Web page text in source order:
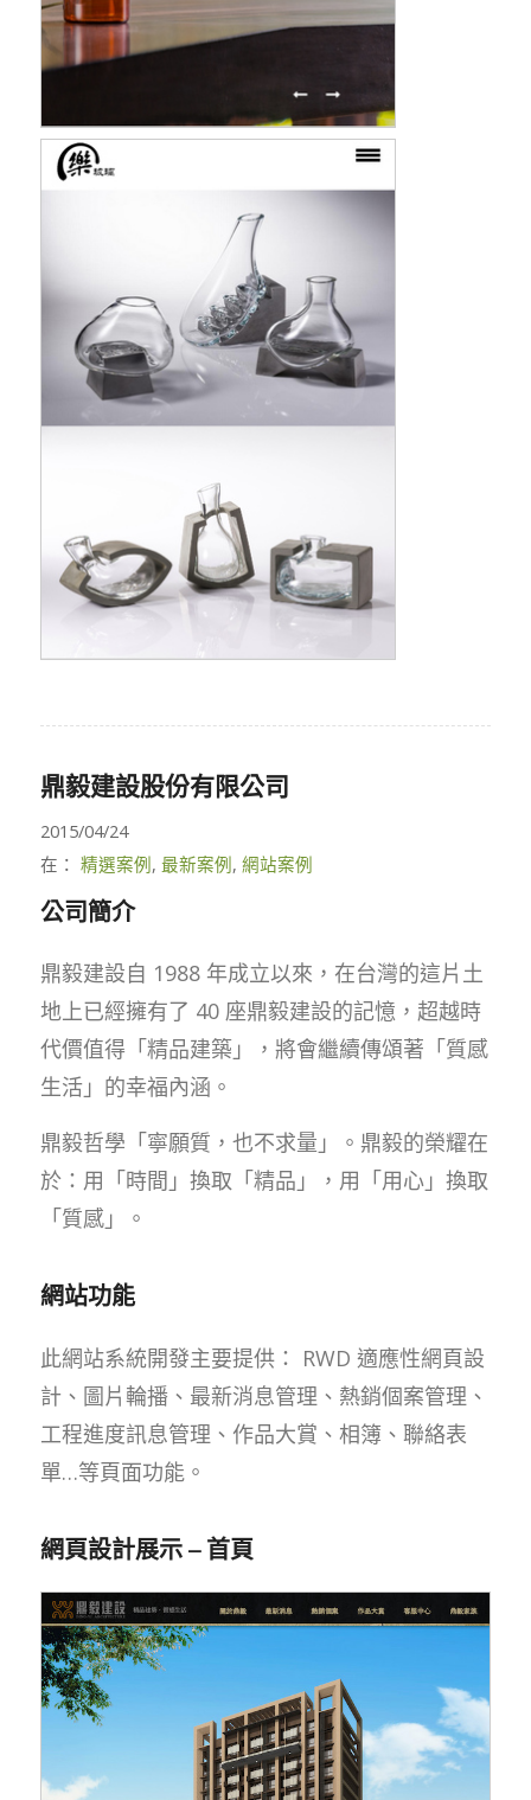
鼎毅建設股份有限公司
2015/04/24
在： 精選案例, 最新案例, 網站案例
公司簡介
鼎毅建設自 1988 年成立以來，在台灣的這片土
地上已經擁有了 40 座鼎毅建設的記憶，超越時
代價值得「精品建築」，將會繼續傳頌著「質感
生活」的幸福內涵。
鼎毅哲學「寧願質，也不求量」。鼎毅的榮耀在
於：用「時間」換取「精品」，用「用心」換取
「質感」。
網站功能
此網站系統開發主要提供： RWD 適應性網頁設
計、圖片輪播、最新消息管理、熱銷個案管理、
工程進度訊息管理、作品大賞、相簿、聯絡表
單…等頁面功能。
網頁設計展示 – 首頁